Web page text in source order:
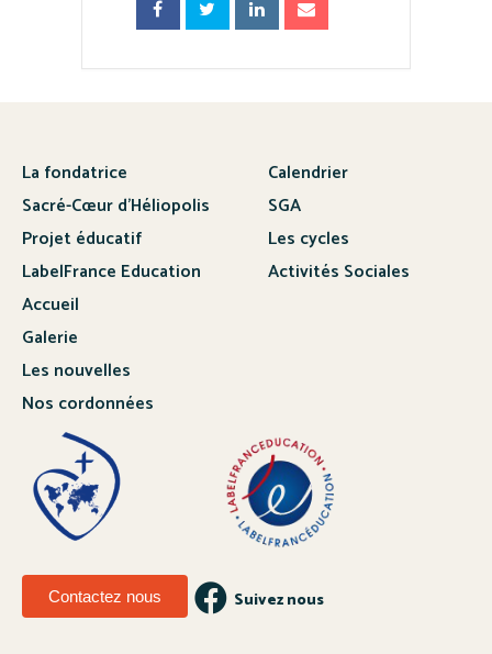
La fondatrice
Sacré-Cœur d’Héliopolis
Projet éducatif
LabelFrance Education
Calendrier
SGA
Les cycles
Activités Sociales
Accueil
Galerie
Les nouvelles
Nos cordonnées
Contactez nous Suivez nous